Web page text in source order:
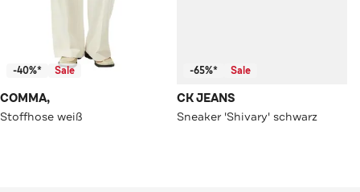
-40%* Sale
COMMA,
Stoffhose weiß
-65%* Sale
CK JEANS
Sneaker 'Shivary' schwarz